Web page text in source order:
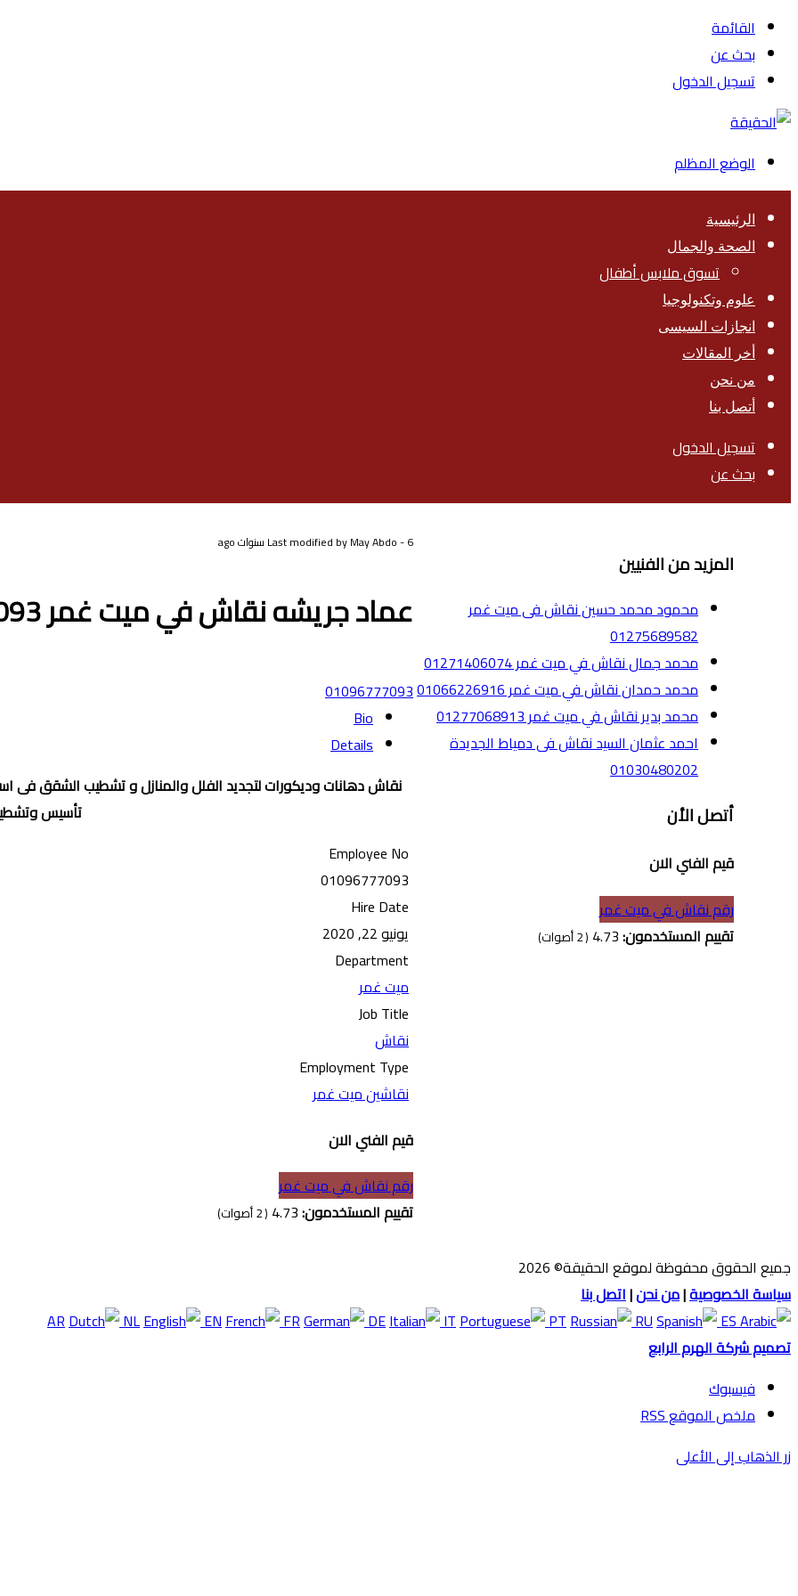
القائمة
بحث عن
تسجيل الدخول
الوضع المظلم
الرئيسية
الصحة والجمال
تسوق ملابس أطفال
علوم وتكنولوجيا
انجازات السيسى
أخر المقالات
من نحن
أتصل بنا
تسجيل الدخول
بحث عن
المزيد من الفنيين
محمود محمد حسين نقاش فى ميت غمر
01275689582
محمد جمال نقاش في ميت غمر 01271406074
محمد حمدان نقاش في ميت غمر 01066226916
محمد بدير نقاش في ميت غمر 01277068913
احمد عثمان السيد نقاش فى دمياط الجديدة
01030480202
أتصل الأن
قيم الفني الان
رقم نقاش في ميت غمر
تقييم المستخدمون:4.73
(
2أصوات)
Last modified by May Abdo -6 سنوات ago
عماد جريشه نقاش في ميت غمر 01096777093
01096777093
Bio
Details
نقاش دهانات وديكورات لتجديد الفلل والمنازل و تشطيب الشقق فى
تأسيس
Employee No
01096777093
Hire Date
يونيو 22, 2020
Department
ميت غمر
Job Title
نقاش
Employment Type
نقاشين ميت غمر
قيم الفني الان
رقم نقاش في ميت غمر
تقييم المستخدمون:4.73
(
2أصوات)
جميع الحقوق محفوظة لموقع الحقيقة© 2026
سياسة الخصوصية|من نحن|اتصل بنا
AR
NL EN FR DE IT PT RU
ES
تصميم شركة الهرم الرابع
فيسبوك
ملخص الموقع RSS
زر الذهاب إلى الأعلى